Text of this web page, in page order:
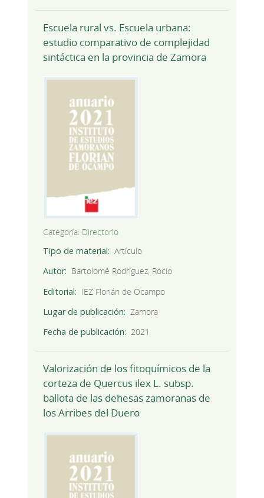
Escuela rural vs. Escuela urbana:
estudio comparativo de complejidad
sintáctica en la provincia de Zamora
Categoría: Directorio
Tipo de material
Artículo
Autor
Bartolomé Rodríguez, Rocío
Editorial
IEZ Florián de Ocampo
Lugar de publicación
Zamora
Fecha de publicación
2021
Valorización de los fitoquímicos de la
corteza de Quercus ilex L. subsp.
ballota de las dehesas zamoranas de
los Arribes del Duero